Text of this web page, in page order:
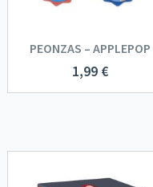
PEONZAS – APPLEPOP
1,99 €